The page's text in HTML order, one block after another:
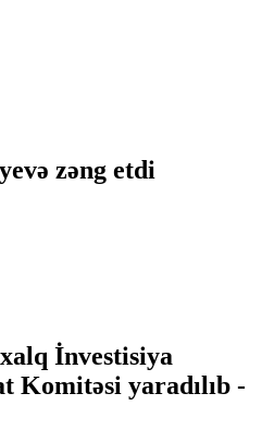
zəng etdi
İnvestisiya
Komitəsi yaradılıb -